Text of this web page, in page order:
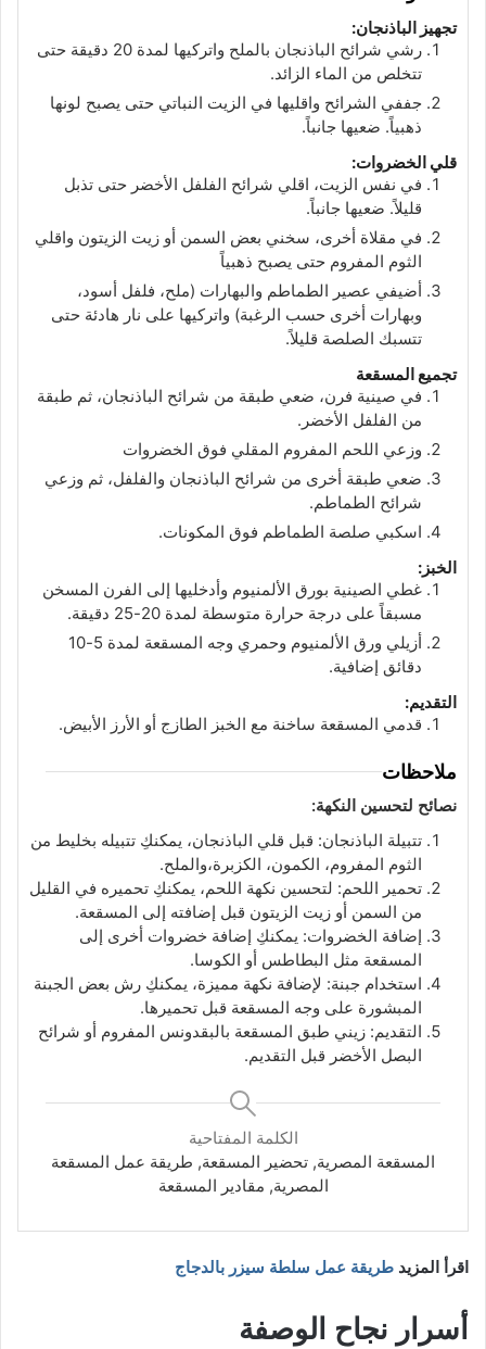
تجهيز الباذنجان:
رشي شرائح الباذنجان بالملح واتركيها لمدة 20 دقيقة حتى
تتخلص من الماء الزائد.
جففي الشرائح واقليها في الزيت النباتي حتى يصبح لونها
ذهبياً. ضعيها جانباً.
قلي الخضروات:
في نفس الزيت، اقلي شرائح الفلفل الأخضر حتى تذبل
قليلاً. ضعيها جانباً.
في مقلاة أخرى، سخني بعض السمن أو زيت الزيتون واقلي
الثوم المفروم حتى يصبح ذهبياً
أضيفي عصير الطماطم والبهارات (ملح، فلفل أسود،
وبهارات أخرى حسب الرغبة) واتركيها على نار هادئة حتى
تتسبك الصلصة قليلاً.
تجميع المسقعة
في صينية فرن، ضعي طبقة من شرائح الباذنجان، ثم طبقة
من الفلفل الأخضر.
وزعي اللحم المفروم المقلي فوق الخضروات
ضعي طبقة أخرى من شرائح الباذنجان والفلفل، ثم وزعي
شرائح الطماطم.
اسكبي صلصة الطماطم فوق المكونات.
الخبز:
غطي الصينية بورق الألمنيوم وأدخليها إلى الفرن المسخن
مسبقاً على درجة حرارة متوسطة لمدة 20-25 دقيقة.
أزيلي ورق الألمنيوم وحمري وجه المسقعة لمدة 5-10
دقائق إضافية.
التقديم:
قدمي المسقعة ساخنة مع الخبز الطازج أو الأرز الأبيض.
ملاحظات
نصائح لتحسين النكهة:
تتبيلة الباذنجان: قبل قلي الباذنجان، يمكنكِ تتبيله بخليط من
الثوم المفروم، الكمون، الكزبرة،والملح.
تحمير اللحم: لتحسين نكهة اللحم، يمكنكِ تحميره في القليل
من السمن أو زيت الزيتون قبل إضافته إلى المسقعة.
إضافة الخضروات: يمكنكِ إضافة خضروات أخرى إلى
المسقعة مثل البطاطس أو الكوسا.
استخدام جبنة: لإضافة نكهة مميزة، يمكنكِ رش بعض الجبنة
المبشورة على وجه المسقعة قبل تحميرها.
التقديم: زيني طبق المسقعة بالبقدونس المفروم أو شرائح
البصل الأخضر قبل التقديم.
الكلمة المفتاحية
المسقعة المصرية, تحضير المسقعة, طريقة عمل المسقعة
المصرية, مقادير المسقعة
اقرأ المزيد طريقة عمل سلطة سيزر بالدجاج
أسرار نجاح الوصفة